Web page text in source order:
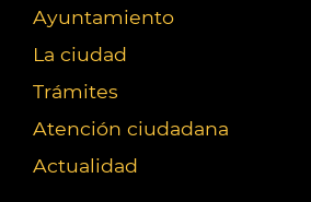
Ayuntamiento
La ciudad
Trámites
Atención ciudadana
Actualidad